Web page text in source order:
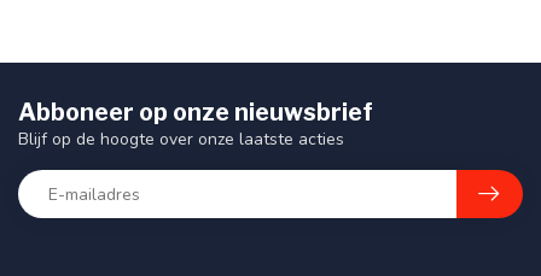
Abboneer op onze nieuwsbrief
Blijf op de hoogte over onze laatste acties